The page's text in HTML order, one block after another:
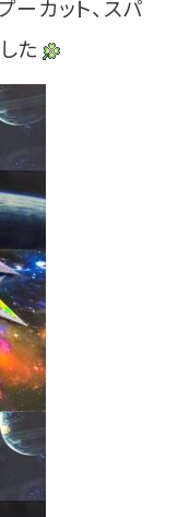
カット、スパ
た